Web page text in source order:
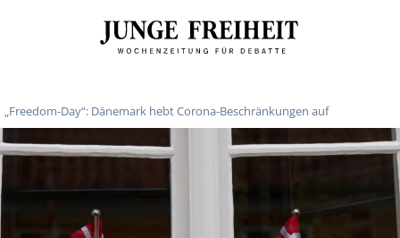
„Freedom-Day“: Dänemark hebt Corona-Beschränkungen auf